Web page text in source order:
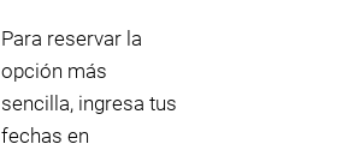
Para reservar la
opción más
sencilla, ingresa tus
fechas en